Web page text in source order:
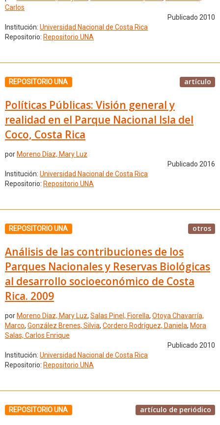
Carlos
Publicado 2010
Institución: Universidad Nacional de Costa Rica
Repositorio: Repositorio UNA
REPOSITORIO UNA artículo
Políticas Públicas: Visión general y
realidad en el Parque Nacional Isla del
Coco, Costa Rica
por Moreno Díaz, Mary Luz
Publicado 2016
Institución: Universidad Nacional de Costa Rica
Repositorio: Repositorio UNA
REPOSITORIO UNA otros
Análisis de las contribuciones de los
Parques Nacionales y Reservas Biológicas
al desarrollo socioeconómico de Costa
Rica. 2009
por Moreno Díaz, Mary Luz, Salas Pinel, Fiorella, Otoya Chavarría,
Marco, González Brenes, Silvia, Cordero Rodríguez, Daniela, Mora
Salas, Carlos Enrique
Publicado 2010
Institución: Universidad Nacional de Costa Rica
Repositorio: Repositorio UNA
REPOSITORIO UNA artículo de periódico